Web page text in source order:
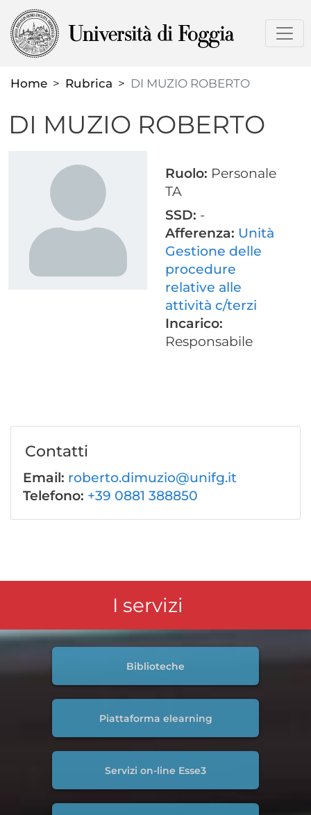
al
contenuto
Home
Rubrica DI MUZIO ROBERTO
DI MUZIO ROBERTO
Ruolo: Personale
TA
SSD: -
Afferenza: Unità
Gestione delle
procedure
relative alle
attività c/terzi
Incarico:
Responsabile
Contatti
Email: roberto.dimuzio@unifg.it
Telefono: +39 0881 388850
I servizi
Biblioteche
Piattaforma elearning
Servizi on-line Esse3